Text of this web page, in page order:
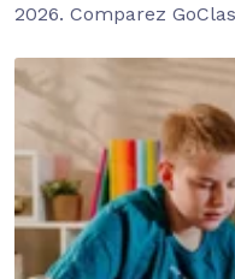
2026. Comparez